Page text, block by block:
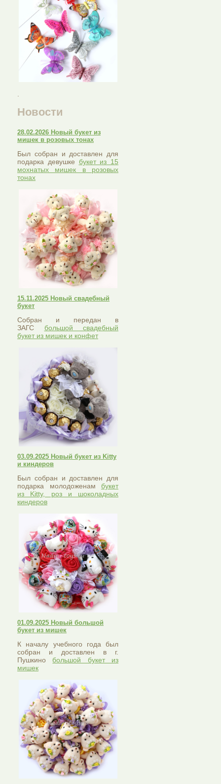
Новости
28.02.2026 Новый букет из
мишек в розовых тонах
Был собран и доставлен для
подарка девушке букет из 15
мохнатых мишек в розовых
тонах
15.11.2025 Новый свадебный
букет
Собран и передан в
ЗАГС большой свадебный
букет из мишек и конфет
03.09.2025 Новый букет из Kitty
и киндеров
Был собран и доставлен для
подарка молодоженам букет
из Kitty, роз и шоколадных
киндеров
01.09.2025 Новый большой
букет из мишек
К началу учебного года был
собран и доставлен в г.
Пушкинобольшой букет из
мишек